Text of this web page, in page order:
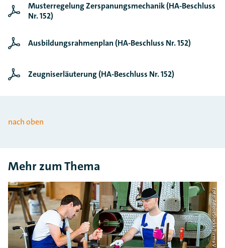
Musterregelung Zerspanungsmechanik (HA-Beschluss
Nr. 152)
Ausbildungsrahmenplan (HA-Beschluss Nr. 152)
Zeugniserläuterung (HA-Beschluss Nr. 152)
nach oben
Mehr zum Thema
Foto: AdobeStockk/Firma V